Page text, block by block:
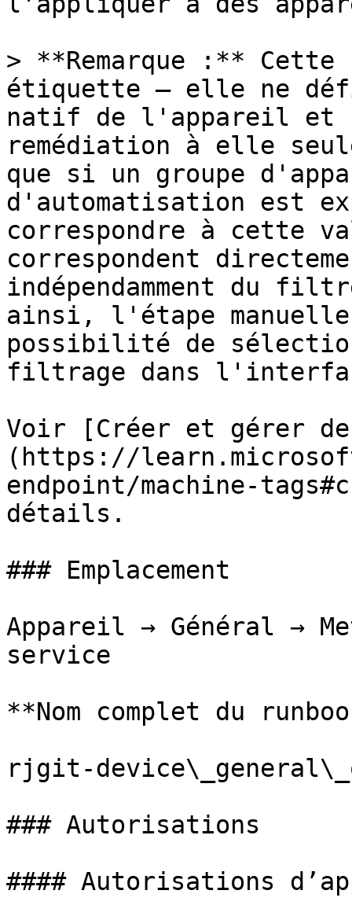
> **Remarque :**
étiquette — elle ne
natif de l'appareil et
remédiation à elle
que si un groupe
d'automatisation est
correspondre à cette
correspondent
indépendamment du
ainsi, l'étape
possibilité de
filtrage dans
Voir [Créer et gérer
(https://
endpoint/machine-
détails.
### Emplacement
Appareil → Général →
service
**Nom complet du
rjgit-
### Autorisations
#### Autorisations